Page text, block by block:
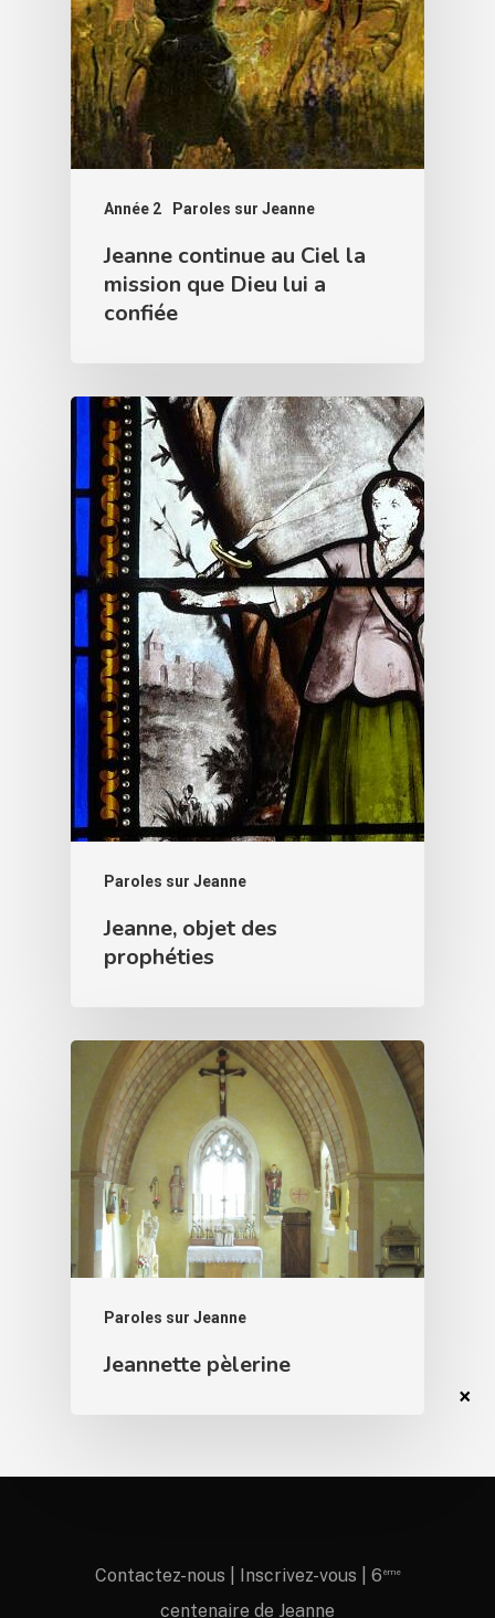
Année 2 Paroles sur Jeanne
Jeanne continue au Ciel la
mission que Dieu lui a
confiée
Paroles sur Jeanne
Jeanne, objet des
prophéties
Paroles sur Jeanne
Jeannette pèlerine
Contactez-nous Inscrivez-vous 6 ème
centenaire de Jeanne